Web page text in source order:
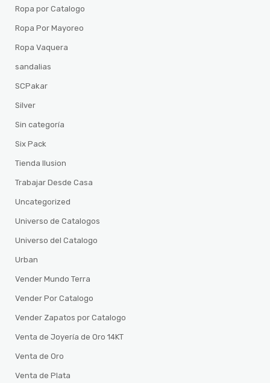
Ropa por Catalogo
Ropa Por Mayoreo
Ropa Vaquera
sandalias
SCPakar
Silver
Sin categoría
Six Pack
Tienda Ilusion
Trabajar Desde Casa
Uncategorized
Universo de Catalogos
Universo del Catalogo
Urban
Vender Mundo Terra
Vender Por Catalogo
Vender Zapatos por Catalogo
Venta de Joyería de Oro 14KT
Venta de Oro
Venta de Plata